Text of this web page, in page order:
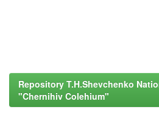
Repository T.H.Shevchenko
"Chernihiv Colehium"